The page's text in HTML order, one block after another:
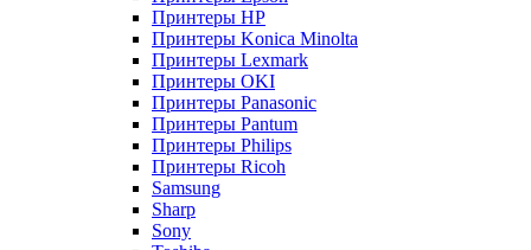
Принтеры HP
Принтеры Konica Minolta
Принтеры Lexmark
Принтеры OKI
Принтеры Panasonic
Принтеры Pantum
Принтеры Philips
Принтеры Ricoh
Samsung
Sharp
Sony